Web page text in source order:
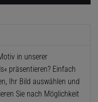
in unserer
präsentieren? Einfach
Ihr Bild auswählen und
Sie nach Möglichkeit